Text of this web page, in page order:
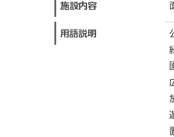
施設内容
用語説明